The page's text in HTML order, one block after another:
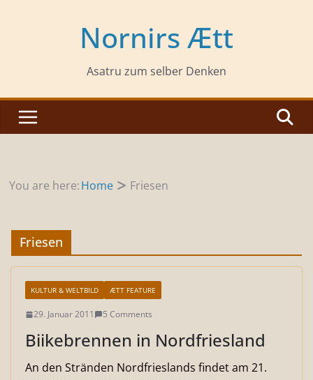
Nornirs Ætt
Asatru zum selber Denken
You are here:Home Friesen
Friesen
KULTUR & WELTBILD ÆTT FEATURE
29. Januar 2011 5 Comments
Biikebrennen in Nordfriesland
An den Stränden Nordfrieslands findet am 21.